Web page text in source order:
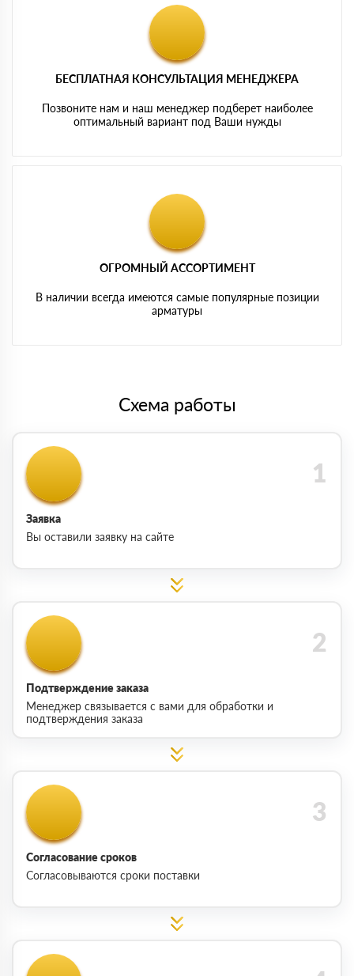
БЕСПЛАТНАЯ КОНСУЛЬТАЦИЯ МЕНЕДЖЕРА
Позвоните нам и наш менеджер подберет наиболее
оптимальный вариант под Ваши нужды
ОГРОМНЫЙ АССОРТИМЕНТ
В наличии всегда имеются самые популярные позиции
арматуры
Схема работы
Заявка
Вы оставили заявку на сайте
Подтверждение заказа
Менеджер связывается с вами для обработки и
подтверждения заказа
Согласование сроков
Согласовываются сроки поставки